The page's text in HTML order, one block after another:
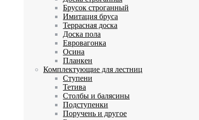
Брусок строганный
Имитация бруса
Террасная доска
Доска пола
Евровагонка
Осина
Планкен
Комплектующие для лестниц
Ступени
Тетива
Столбы и балясины
Подступенки
Поручень и другое